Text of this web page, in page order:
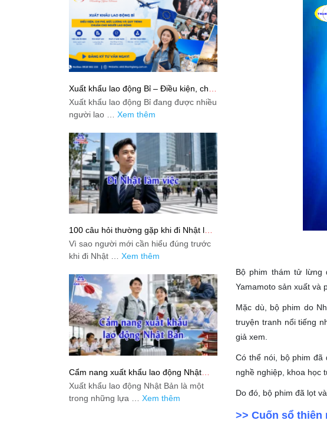
Bộ phim thám tử lừng
Yamamoto sản xuất và
Mặc dù, bộ phim do
truyện tranh nổi tiếng
giả xem.
Có thể nói, bộ phim
nghề nghiệp, khoa học
Do đó, bộ phim đã lọt
>> Cuốn sổ thiên
Xuất khẩu lao động Bỉ – Điều kiện, chi
phí, mức lương và quy trình chuẩn cho
người lao động
Xuất khẩu lao động Bỉ đang được nhiều
người lao … Xem thêm
100 câu hỏi thường gặp khi đi Nhật làm
việc: Giải đáp thật dễ hiểu cho người
mới bắt đầu
Vì sao người mới cần hiểu đúng trước
khi đi Nhật … Xem thêm
Cẩm nang xuất khẩu lao động Nhật
Bản từ A-Z
Xuất khẩu lao động Nhật Bản là một
trong những lựa … Xem thêm